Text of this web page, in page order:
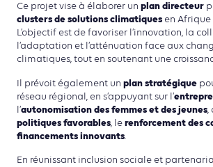
Ce projet vise à élaborer un plan directeur
clusters de solutions climatiques en Afrique
L’objectif est de favoriser l’innovation, la
l’adaptation et l’atténuation face aux
climatiques, tout en soutenant une
Il prévoit également un plan stratégique
réseau régional, en s’appuyant sur l’
l’autonomisation des femmes et des jeunes
politiques favorables , le renforcement des
financements innovants
En réunissant inclusion sociale et